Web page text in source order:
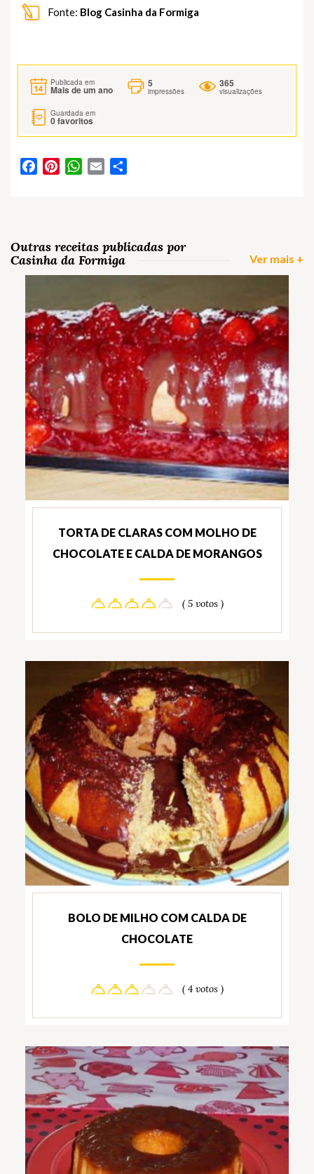
Fonte: Blog Casinha da Formiga
Publicada em
Mais de um ano
5
impressões
365
visualizações
Guardada em
0favoritos
FacebookPinterestWhatsApp
Email
Outras receitas publicadas por
Casinha da Formiga
Ver mais +
TORTA DE CLARAS COM MOLHO DE
CHOCOLATE E CALDA DE MORANGOS
( 5 votos )
BOLO DE MILHO COM CALDA DE
CHOCOLATE
( 4 votos )